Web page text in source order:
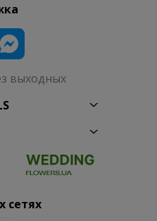
выходных
сетях